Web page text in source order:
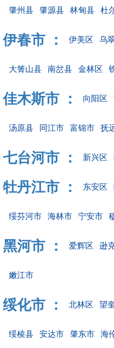
肇州县 肇源县 林甸县 杜
伊春市 ： 伊美区 乌
大箐山县 南岔县 金林区
佳木斯市 ： 向阳区
汤原县 同江市 富锦市 抚
七台河市 ： 新兴区
牡丹江市 ： 东安区
绥芬河市 海林市 宁安市
黑河市 ： 爱辉区 逊
嫩江市
绥化市 ： 北林区 望
绥棱县 安达市 肇东市 海